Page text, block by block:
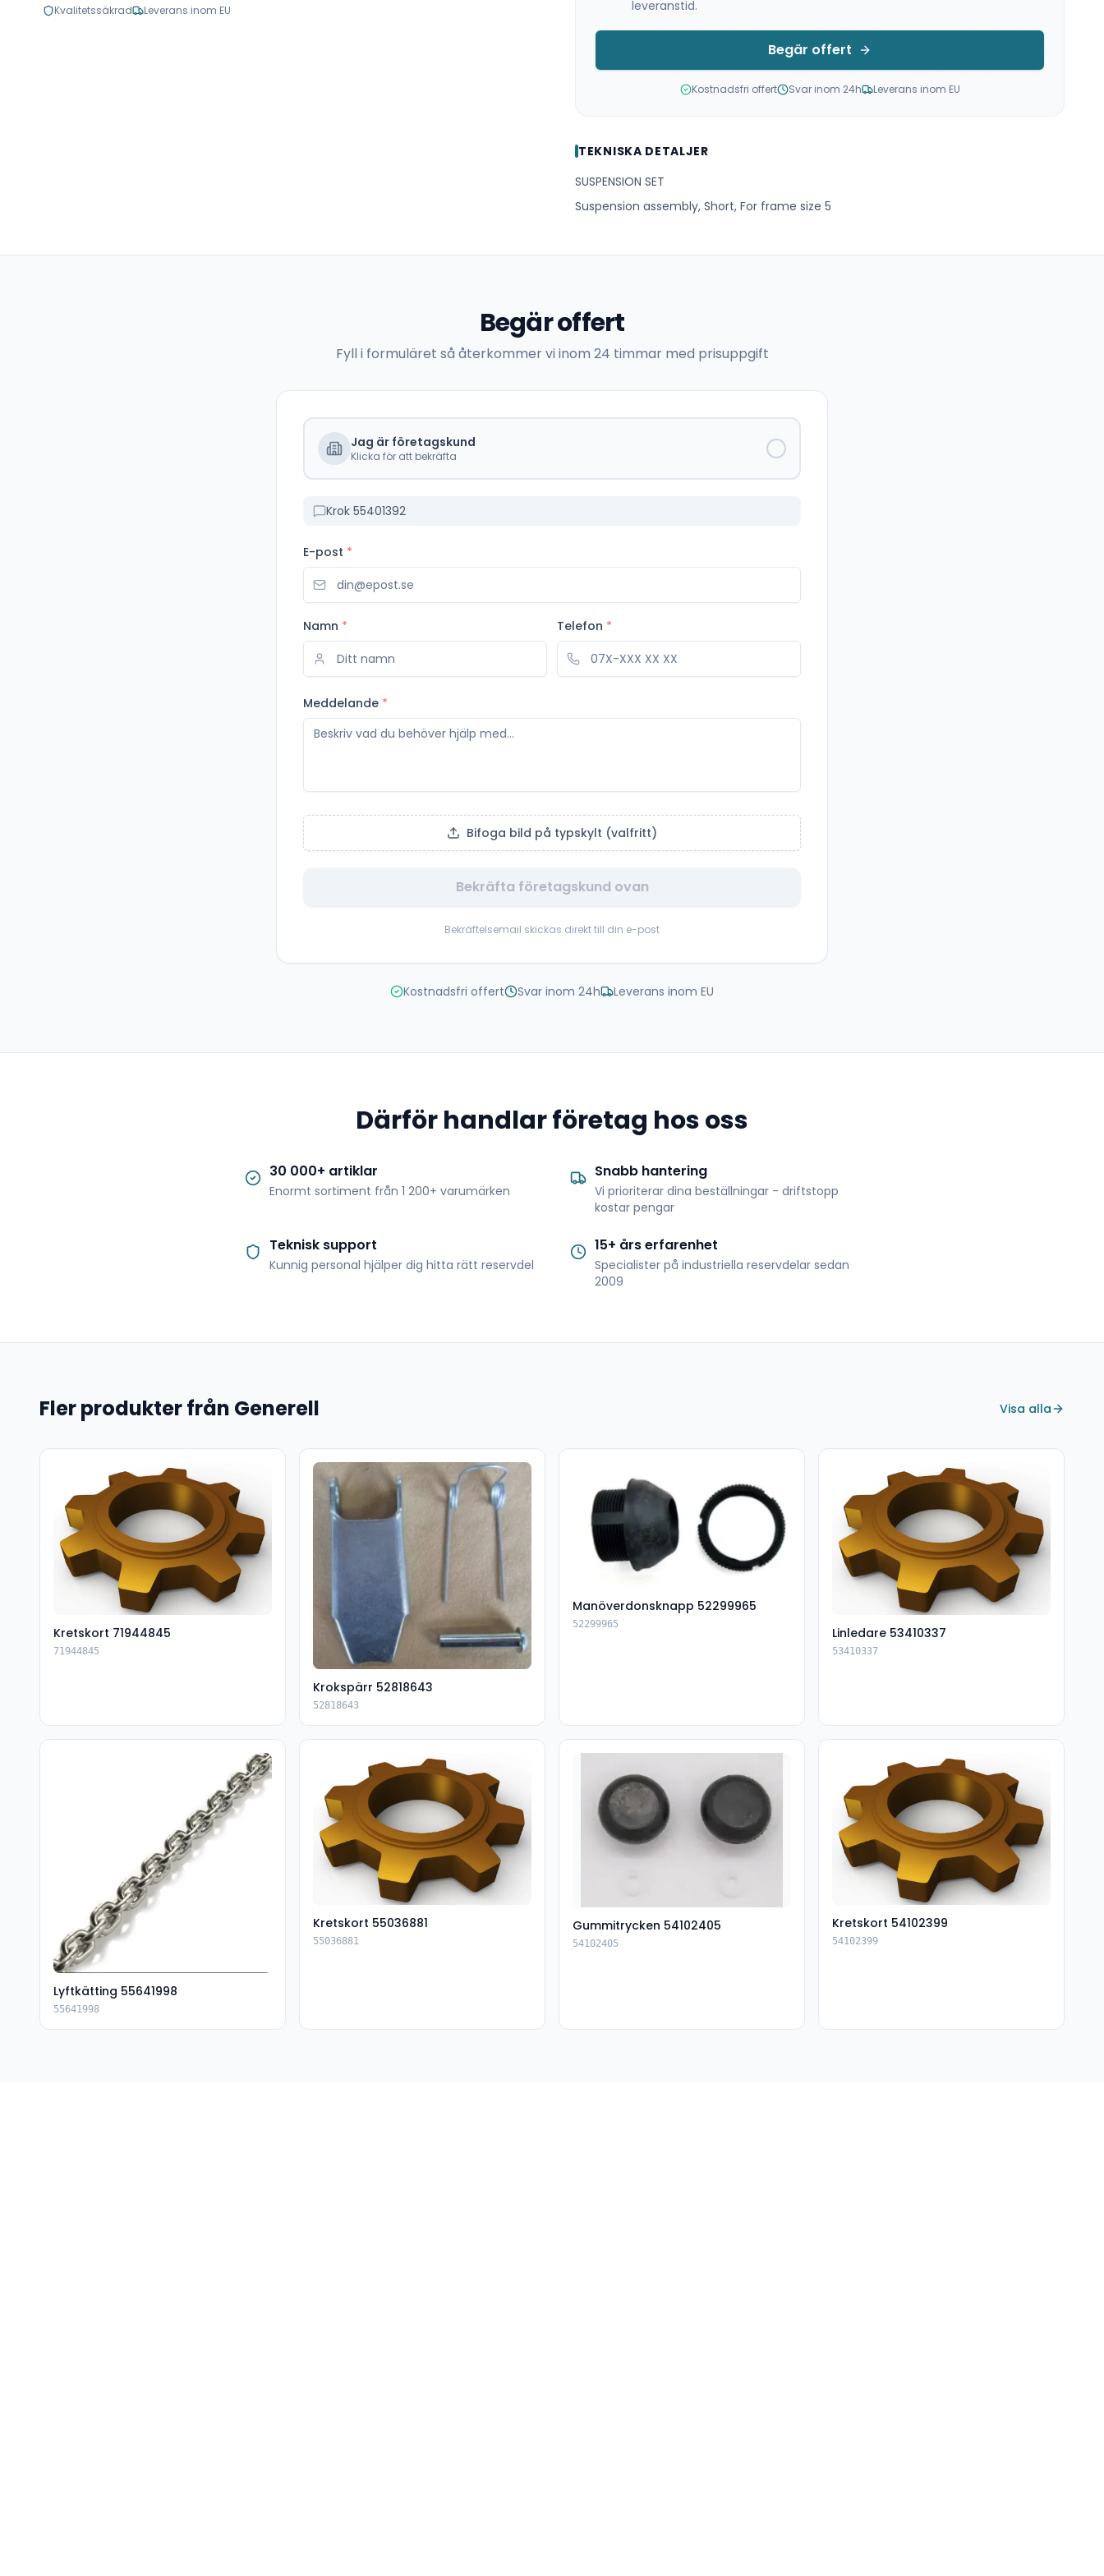
Kvalitetssäkrad Leverans inom EU
leveranstid.
Begär offert
Kostnadsfri offert Svar inom 24h Leverans inom EU
TEKNISKA DETALJER
SUSPENSION SET
Suspension assembly, Short, For frame size 5
Begär offert
Fyll i formuläret så återkommer vi inom 24 timmar med prisuppgift
Jag är företagskund
Klicka för att bekräfta
Krok 55401392
E-post *
Namn * Telefon *
Meddelande *
Bifoga bild på typskylt (valfritt)
Bekräfta företagskund ovan
Bekräftelsemail skickas direkt till din e-post
Kostnadsfri offert Svar inom 24h Leverans inom EU
Därför handlar företag hos oss
30 000+ artiklar
Enormt sortiment från 1 200+ varumärken
Snabb hantering
Vi prioriterar dina beställningar - driftstopp
kostar pengar
Teknisk support
Kunnig personal hjälper dig hitta rätt reservdel
15+ års erfarenhet
Specialister på industriella reservdelar sedan
2009
Fler produkter från Generell Visa alla
Kretskort 71944845
71944845
Krokspärr 52818643
52818643
Manöverdonsknapp 52299965
52299965
Linledare 53410337
53410337
Lyftkätting 55641998
55641998
Kretskort 55036881
55036881
Gummitrycken 54102405
54102405
Kretskort 54102399
54102399